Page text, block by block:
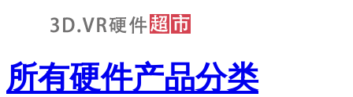
所有硬件产品分类